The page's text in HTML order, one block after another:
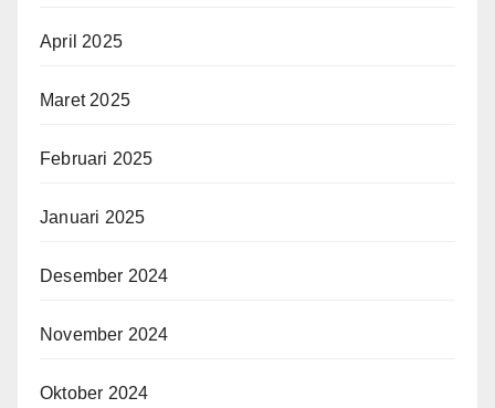
April 2025
Maret 2025
Februari 2025
Januari 2025
Desember 2024
November 2024
Oktober 2024